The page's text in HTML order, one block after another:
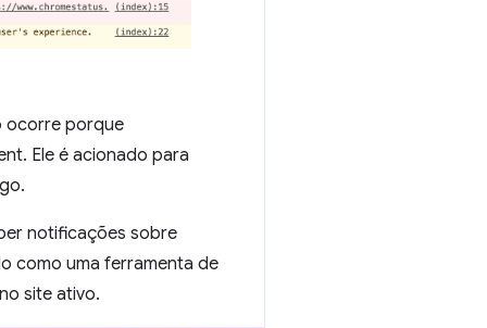
ocorre porque
Ele é acionado para
notificações sobre
como uma ferramenta de
site ativo.